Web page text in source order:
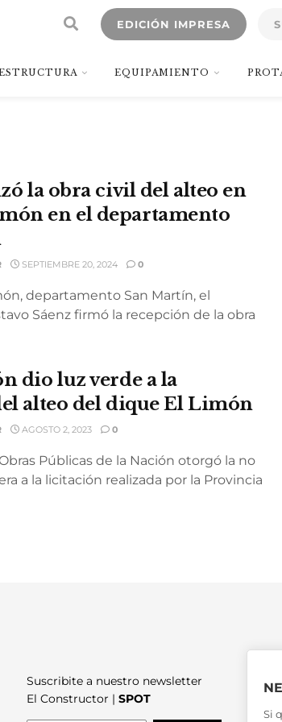
EDICIÓN IMPRESA
EQUIPAMIENTO
la obra civil del alteo en
en el departamento
SEPTIEMBRE 20, 2024 0
departamento San Martín, el
Sáenz firmó la recepción de la obra
dio luz verde a la
alteo del dique El Limón
AGOSTO 2, 2023 0
Públicas de la Nación otorgó la no
a la licitación realizada por la Provincia
Suscribite a nuestro newsletter
El Constructor | SPOT
Si